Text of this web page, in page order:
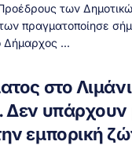
των
πραγματοποίησε
...
στο Λιμάνι
Δεν υπάρχουν
εμπορική